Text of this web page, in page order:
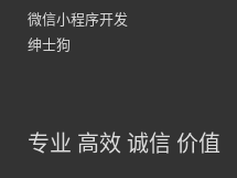
微信小程序开发
绅士狗
专业 高效 诚信 价值